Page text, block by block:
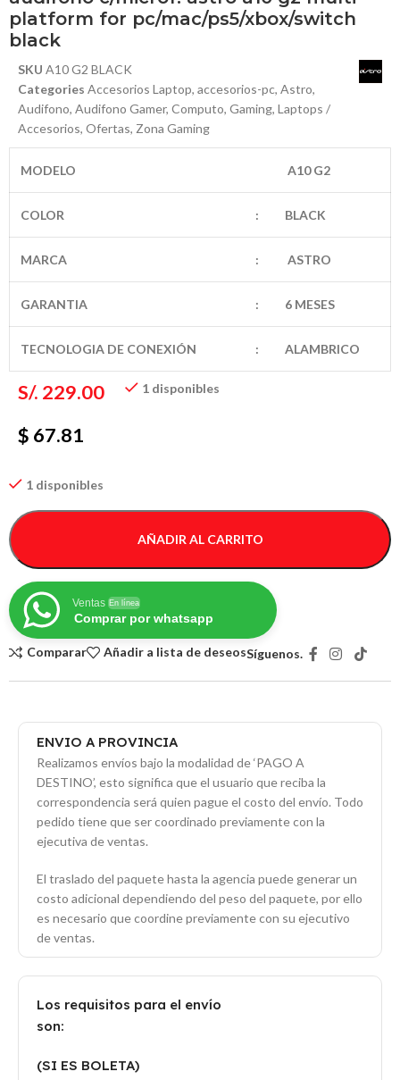
platform for pc/mac/ps5/xbox/switch
black
SKU A10 G2 BLACK
Categories Accesorios Laptop, accesorios-pc, Astro,
Audifono, Audifono Gamer, Computo, Gaming, Laptops /
Accesorios, Ofertas, Zona Gaming
MODELO A10 G2
COLOR : BLACK
MARCA : ASTRO
GARANTIA : 6 MESES
TECNOLOGIA DE CONEXIÓN : ALAMBRICO
S/. 229.00
$ 67.81
1 disponibles
1 disponibles
AÑADIR AL CARRITO
Ventas En línea
Comprar por whatsapp
Comparar Añadir a lista de deseosSíguenos.
ENVIO A PROVINCIA
Realizamos envíos bajo la modalidad de ‘PAGO A
DESTINO’, esto significa que el usuario que reciba la
correspondencia será quien pague el costo del envío. Todo
pedido tiene que ser coordinado previamente con la
ejecutiva de ventas.
El traslado del paquete hasta la agencia puede generar un
costo adicional dependiendo del peso del paquete, por ello
es necesario que coordine previamente con su ejecutivo
de ventas.
Los requisitos para el envío
son:
(SI ES BOLETA)